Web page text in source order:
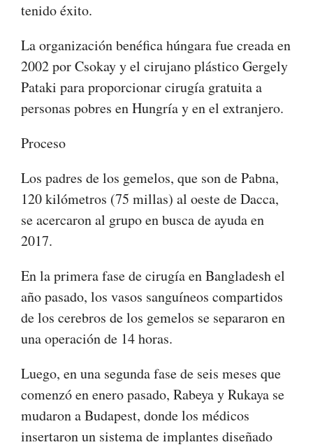
tenido éxito.
La organización benéfica húngara fue creada en
2002 por Csokay y el cirujano plástico Gergely
Pataki para proporcionar cirugía gratuita a
personas pobres en Hungría y en el extranjero.
Proceso
Los padres de los gemelos, que son de Pabna,
120 kilómetros (75 millas) al oeste de Dacca,
se acercaron al grupo en busca de ayuda en
2017.
En la primera fase de cirugía en Bangladesh el
año pasado, los vasos sanguíneos compartidos
de los cerebros de los gemelos se separaron en
una operación de 14 horas.
Luego, en una segunda fase de seis meses que
comenzó en enero pasado, Rabeya y Rukaya se
mudaron a Budapest, donde los médicos
insertaron un sistema de implantes diseñado